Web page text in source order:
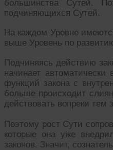
большинства Сутей.
подчиняющихся Сутей.
На каждом Уровне
выше Уровень по
Подчиняясь действию
начинает
функций закона с
больше происходит
действовать вопреки тем
Поэтому рост Сути
которые она уже
законов. Значит,